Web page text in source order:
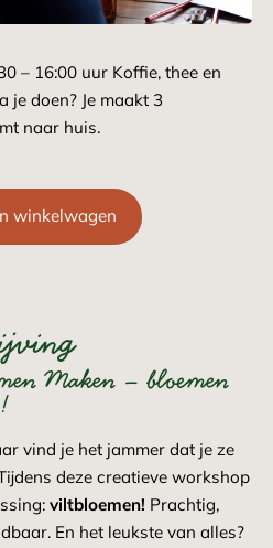
– 16:00 uur Koffie, thee en
je doen? Je maakt 3
naar huis.
winkelwagen
Maken – bloemen
vind je het jammer dat je ze
deze creatieve workshop
viltbloemen! Prachtig,
En het leukste van alles?